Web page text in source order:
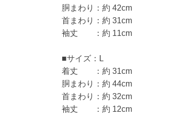
胴まわり：約 42cm
首まわり：約 31cm
袖丈 ：約 11cm
■サイズ：L
着丈 ：約 31cm
胴まわり：約 44cm
首まわり：約 32cm
袖丈 ：約 12cm